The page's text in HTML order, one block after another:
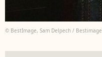
© BestImage, Sam Delpech / Bestimage